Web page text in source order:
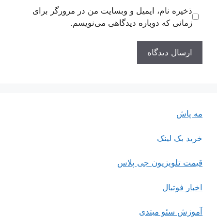
ذخیره نام، ایمیل و وبسایت من در مرورگر برای
زمانی که دوباره دیدگاهی می‌نویسم.
مه پاش
خرید بک لینک
قیمت تلویزیون جی پلاس
اخبار فوتبال
آموزش سئو مبتدی